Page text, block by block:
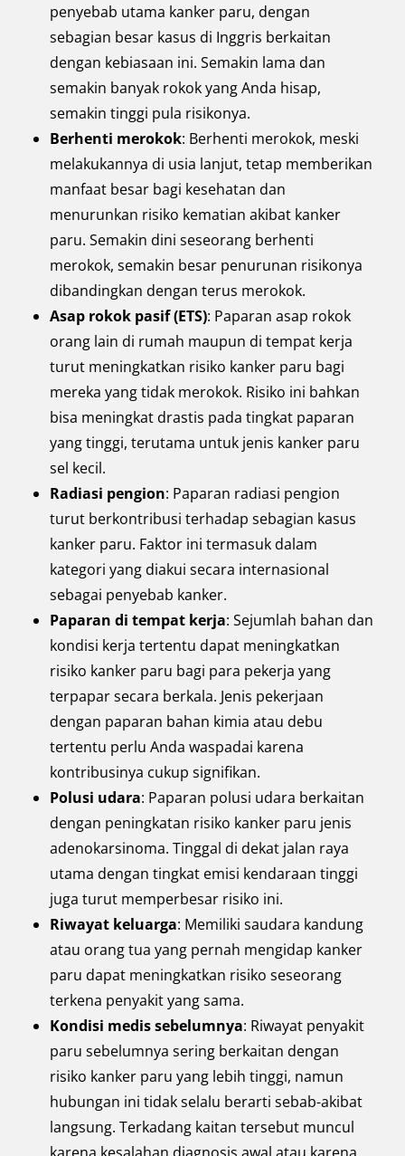
penyebab utama kanker paru, dengan
sebagian besar kasus di Inggris berkaitan
dengan kebiasaan ini. Semakin lama dan
semakin banyak rokok yang Anda hisap,
semakin tinggi pula risikonya.
Berhenti merokok: Berhenti merokok, meski
melakukannya di usia lanjut, tetap memberikan
manfaat besar bagi kesehatan dan
menurunkan risiko kematian akibat kanker
paru. Semakin dini seseorang berhenti
merokok, semakin besar penurunan risikonya
dibandingkan dengan terus merokok.
Asap rokok pasif (ETS): Paparan asap rokok
orang lain di rumah maupun di tempat kerja
turut meningkatkan risiko kanker paru bagi
mereka yang tidak merokok. Risiko ini bahkan
bisa meningkat drastis pada tingkat paparan
yang tinggi, terutama untuk jenis kanker paru
sel kecil.
Radiasi pengion: Paparan radiasi pengion
turut berkontribusi terhadap sebagian kasus
kanker paru. Faktor ini termasuk dalam
kategori yang diakui secara internasional
sebagai penyebab kanker.
Paparan di tempat kerja: Sejumlah bahan dan
kondisi kerja tertentu dapat meningkatkan
risiko kanker paru bagi para pekerja yang
terpapar secara berkala. Jenis pekerjaan
dengan paparan bahan kimia atau debu
tertentu perlu Anda waspadai karena
kontribusinya cukup signifikan.
Polusi udara: Paparan polusi udara berkaitan
dengan peningkatan risiko kanker paru jenis
adenokarsinoma. Tinggal di dekat jalan raya
utama dengan tingkat emisi kendaraan tinggi
juga turut memperbesar risiko ini.
Riwayat keluarga: Memiliki saudara kandung
atau orang tua yang pernah mengidap kanker
paru dapat meningkatkan risiko seseorang
terkena penyakit yang sama.
Kondisi medis sebelumnya: Riwayat penyakit
paru sebelumnya sering berkaitan dengan
risiko kanker paru yang lebih tinggi, namun
hubungan ini tidak selalu berarti sebab-akibat
langsung. Terkadang kaitan tersebut muncul